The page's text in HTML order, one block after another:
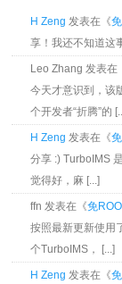
H Zeng 发表在《
享！我还不知道这
Leo Zhang 发表在
今天才意识到，该
个开发者“折腾”的
H Zeng 发表在《
分享 :) TurboIMS
觉得好，麻 [...]
ffn 发表在《免
按照最新更新使用
个TurboIMS， [...]
H Zeng 发表在《